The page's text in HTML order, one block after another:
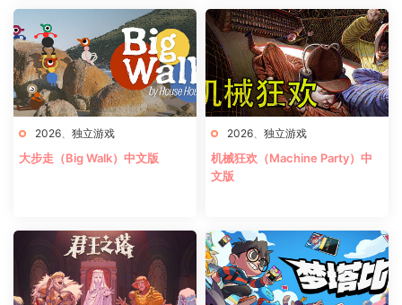
2026 独立游戏
大步走（Big Walk）中文版
2026 独立游戏
机械狂欢（Machine Party）中
文版